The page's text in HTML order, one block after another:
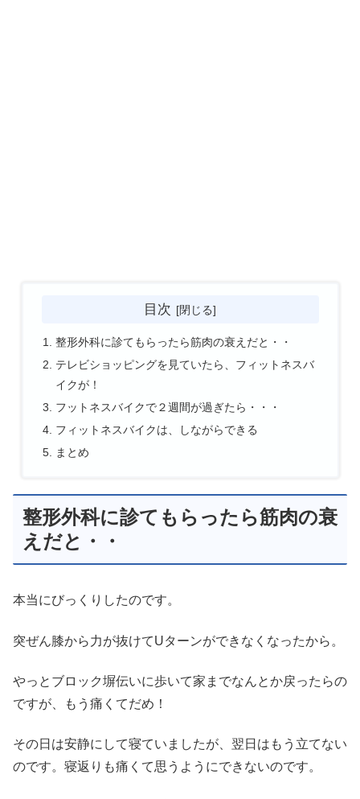
目次
整形外科に診てもらったら筋肉の衰えだと・・
テレビショッピングを見ていたら、フィットネスバ
イクが！
フットネスバイクで２週間が過ぎたら・・・
フィットネスバイクは、しながらできる
まとめ
整形外科に診てもらったら筋肉の衰
えだと・・
本当にびっくりしたのです。
突ぜん膝から力が抜けてUターンができなくなったから。
やっとブロック塀伝いに歩いて家までなんとか戻ったらの
ですが、もう痛くてだめ！
その日は安静にして寝ていましたが、翌日はもう立てない
のです。寝返りも痛くて思うようにできないのです。